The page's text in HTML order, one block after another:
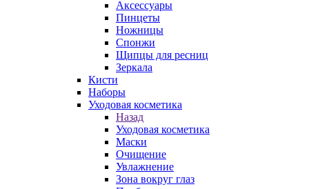
Аксессуары
Пинцеты
Ножницы
Спонжи
Щипцы для ресниц
Зеркала
Кисти
Наборы
Уходовая косметика
Назад
Уходовая косметика
Маски
Очищение
Увлажнение
Зона вокруг глаз